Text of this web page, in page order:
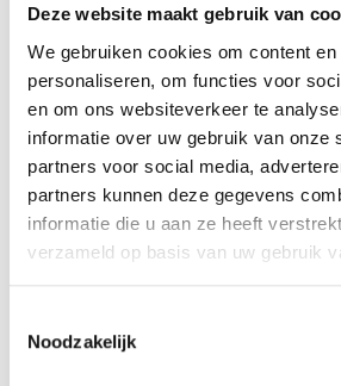
Deze website maakt gebruik van
We gebruiken cookies om content
personaliseren, om functies voor
en om ons websiteverkeer te
informatie over uw gebruik van onze
partners voor social media,
partners kunnen deze gegevens
informatie die u aan ze heeft
verzameld op basis van uw gebruik
Noodzakelijk
Alternatieve route in
In het naseizoen vaart het Hoeksveer
Hoek van Holland niet. De alternatieve